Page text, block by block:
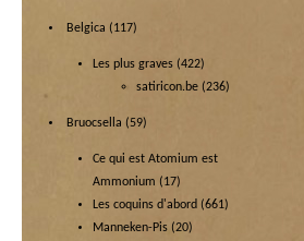
Belgica (117)
Les plus graves (422)
satiricon.be (236)
Bruocsella (59)
Ce qui est Atomium est
Ammonium (17)
Les coquins d'abord (661)
Manneken-Pis (20)